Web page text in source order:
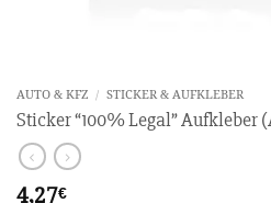
AUTO & KFZ / STICKER & AUFKLEBER
Sticker “100% Legal” Aufkleber
4,27€